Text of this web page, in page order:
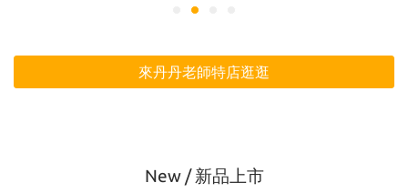
來丹丹老師特店逛逛
New / 新品上市